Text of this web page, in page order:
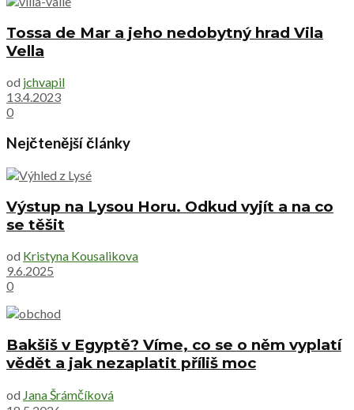
Tossa de Mar a jeho nedobytný hrad Vila
Vella
od jchvapil
13.4.2023
0
Nejčtenější články
Výstup na Lysou Horu. Odkud vyjít a na co
se těšit
od Kristyna Kousalikova
9.6.2025
0
Bakšiš v Egyptě? Víme, co se o něm vyplatí
vědět a jak nezaplatit příliš moc
od Jana Šrámčíková